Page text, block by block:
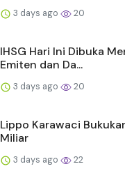
3 days ago 20
IHSG Hari Ini Dibuka
Emiten dan Da...
3 days ago 20
Lippo Karawaci
Miliar
3 days ago 22